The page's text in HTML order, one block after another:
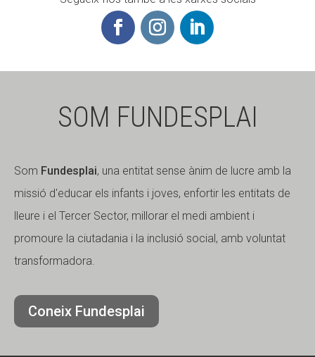
SOM FUNDESPLAI
Som Fundesplai, una entitat sense ànim de lucre amb la
missió d'educar els infants i joves, enfortir les entitats de
lleure i el Tercer Sector, millorar el medi ambient i
promoure la ciutadania i la inclusió social, amb voluntat
transformadora.
Coneix Fundesplai